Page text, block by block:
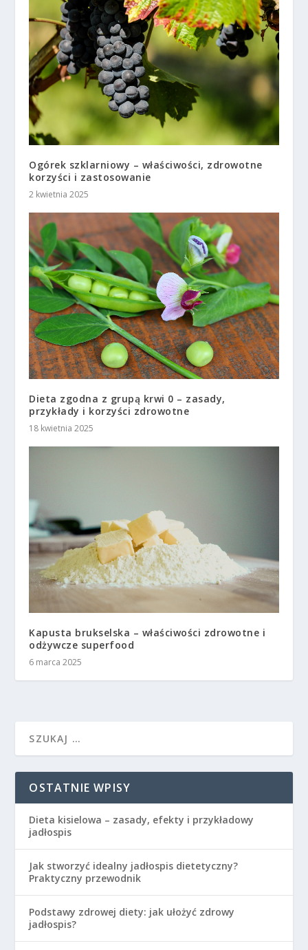
Ogórek szklarniowy – właściwości, zdrowotne
korzyści i zastosowanie
2 kwietnia 2025
Dieta zgodna z grupą krwi 0 – zasady,
przykłady i korzyści zdrowotne
18 kwietnia 2025
Kapusta brukselska – właściwości zdrowotne i
odżywcze superfood
6 marca 2025
OSTATNIE WPISY
Dieta kisielowa – zasady, efekty i przykładowy
jadłospis
Jak stworzyć idealny jadłospis dietetyczny?
Praktyczny przewodnik
Podstawy zdrowej diety: jak ułożyć zdrowy
jadłospis?